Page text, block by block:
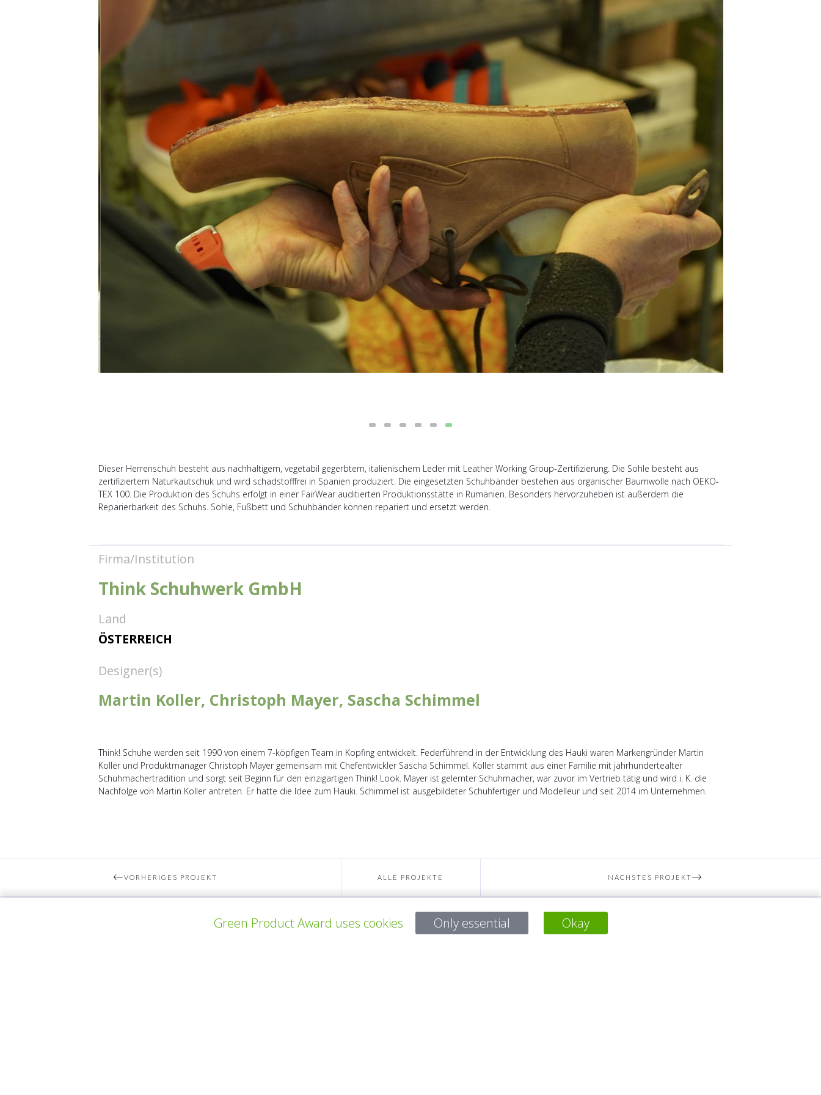
Dieser Herrenschuh besteht aus nachhaltigem, vegetabil gegerbtem, italienischem Leder mit Leather Working Group-Zertifizierung. Die Sohle besteht aus
zertifiziertem Naturkautschuk und wird schadstofffrei in Spanien produziert. Die eingesetzten Schuhbänder bestehen aus organischer Baumwolle nach OEKO-
TEX 100. Die Produktion des Schuhs erfolgt in einer FairWear auditierten Produktionsstätte in Rumänien. Besonders hervorzuheben ist außerdem die
Reparierbarkeit des Schuhs. Sohle, Fußbett und Schuhbänder können repariert und ersetzt werden.
Firma/Institution
Think Schuhwerk GmbH
Land
ÖSTERREICH
Designer(s)
Martin Koller, Christoph Mayer, Sascha Schimmel
Think! Schuhe werden seit 1990 von einem 7-köpfigen Team in Kopfing entwickelt. Federführend in der Entwicklung des Hauki waren Markengründer Martin
Koller und Produktmanager Christoph Mayer gemeinsam mit Chefentwickler Sascha Schimmel. Koller stammt aus einer Familie mit jahrhundertealter
Schuhmachertradition und sorgt seit Beginn für den einzigartigen Think! Look. Mayer ist gelernter Schuhmacher, war zuvor im Vertrieb tätig und wird i. K. die
Nachfolge von Martin Koller antreten. Er hatte die Idee zum Hauki. Schimmel ist ausgebildeter Schuhfertiger und Modelleur und seit 2014 im Unternehmen.
VORHERIGES PROJEKT ALLE PROJEKTE NÄCHSTES PROJEKT
Green Product Award uses cookies Only essential Okay